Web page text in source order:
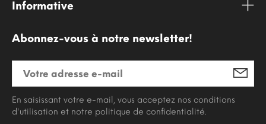
Informative
Abonnez-vous à notre newsletter!
En saisissant votre e-mail, vous acceptez nos conditions
d'utilisation et notre politique de confidentialité.